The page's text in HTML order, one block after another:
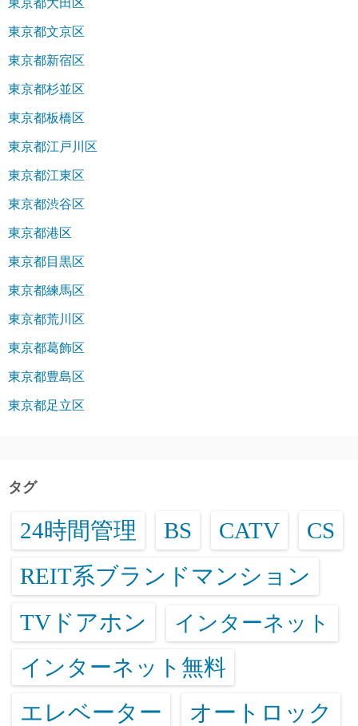
東京都大田区
東京都文京区
東京都新宿区
東京都杉並区
東京都板橋区
東京都江戸川区
東京都江東区
東京都渋谷区
東京都港区
東京都目黒区
東京都練馬区
東京都荒川区
東京都葛飾区
東京都豊島区
東京都足立区
タグ
24時間管理 BS CATV CS
REIT系ブランドマンション
TVドアホン インターネット
インターネット無料
エレベーター オートロック